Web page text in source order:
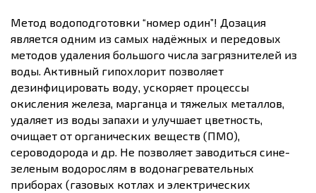
Метод водоподготовки “номер один”! Дозация
является одним из самых надёжных и передовых
методов удаления большого числа загрязнителей из
воды. Активный гипохлорит позволяет
дезинфицировать воду, ускоряет процессы
окисления железа, марганца и тяжелых металлов,
удаляет из воды запахи и улучшает цветность,
очищает от органических веществ (ПМО),
сероводорода и др. Не позволяет заводиться сине-
зеленым водорослям в водонагревательных
приборах (газовых котлах и электрических